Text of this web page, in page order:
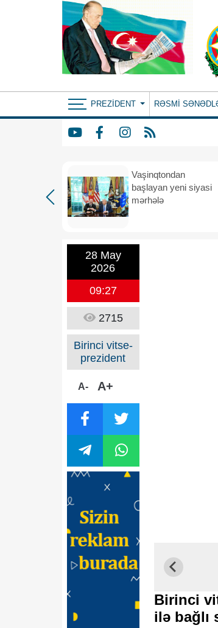
PREZIDENT RƏSMI
Vaşinqtondan
başlayan yeni siyasi
mərhələ
28 May
2026
09:27
2715
Birinci vitse-
prezident
A- A+
Birinci
ilə bağlı